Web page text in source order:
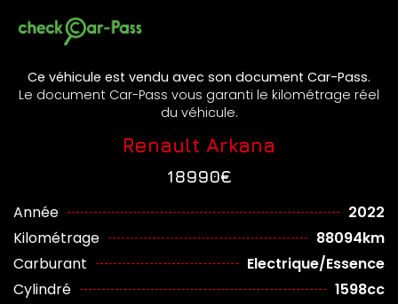
Ce véhicule est vendu avec son document Car-Pass.
Le document Car-Pass vous garanti le kilométrage réel
du véhicule.
Renault Arkana
18990€
Année
2022
Kilométrage
88094km
Carburant
Electrique/Essence
Cylindré
1598cc